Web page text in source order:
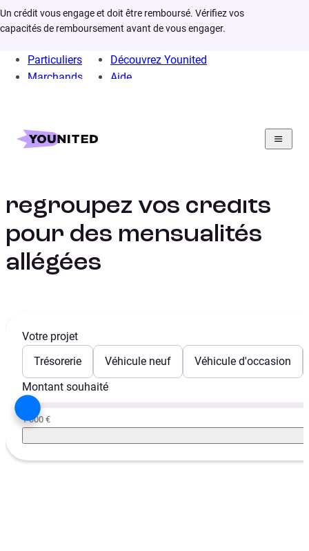
Un crédit vous engage et doit être remboursé. Vérifiez vos
capacités de remboursement avant de vous engager.
Particuliers
Marchands
Découvrez Younited
Aide
Home
regroupez vos crédits
pour des mensualités
allégées
Votre projet
Trésorerie
Véhicule neuf
Véhicule d'occasion
Montant souhaité
1 000 €